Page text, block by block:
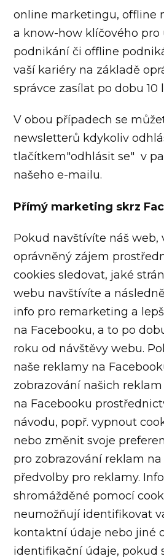
online marketingu, offline
a know-how klíčového pro
podnikání či offline
vaší kariéry na základě
správce zasílat po dobu 10
V obou případech se
newsletterů kdykoliv
tlačítkem"odhlásit se" v
našeho e-mailu.
Přímý marketing skrz
Pokud navštívíte náš web,
oprávněný zájem
cookies sledovat, jaké
webu navštívíte a
info pro remarketing a
na Facebooku, a to po
roku od návštěvy webu.
naše reklamy na
zobrazování našich
na Facebooku
návodu, popř. vypnout
nebo změnit svoje
pro zobrazování reklam na
předvolby pro reklamy.
shromážděné pomocí
neumožňují identifikovat
kontaktní údaje nebo jiné
identifikační údaje, pokud